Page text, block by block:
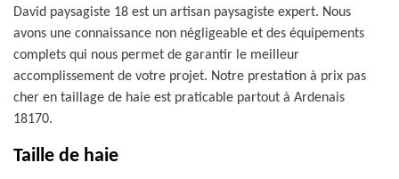
David paysagiste 18 est un artisan paysagiste expert. Nous
avons une connaissance non négligeable et des équipements
complets qui nous permet de garantir le meilleur
accomplissement de votre projet. Notre prestation à prix pas
cher en taillage de haie est praticable partout à Ardenais
18170.
Taille de haie